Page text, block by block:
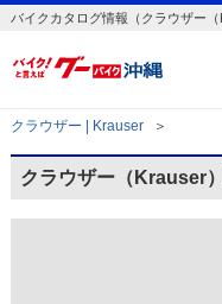
バイクカタログ情報（クラウザー（
クラウザー | Krauser ＞
クラウザー（Krauser